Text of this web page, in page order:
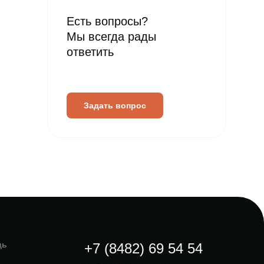
Есть вопросы?
Мы всегда рады
ответить
Задать вопрос
+7 (8482) 69 54 54